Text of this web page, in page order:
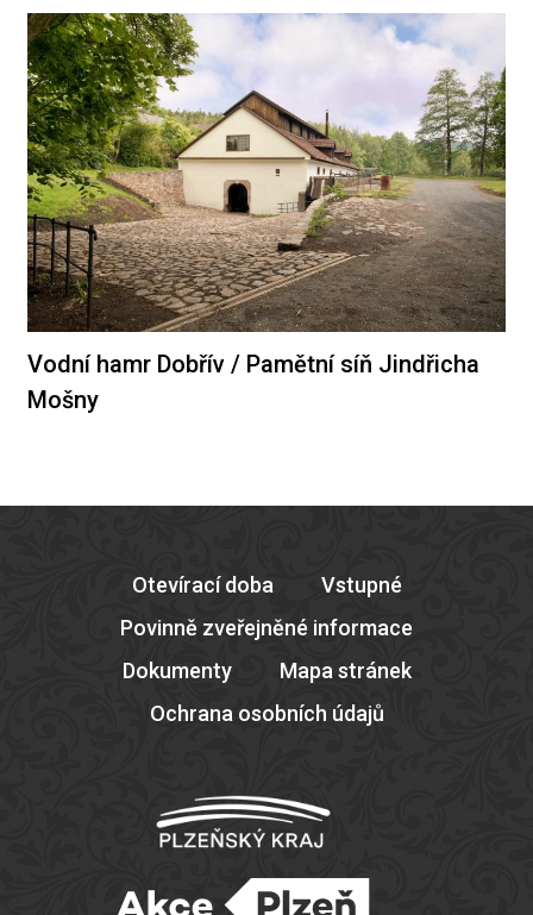
Vodní hamr Dobřív / Pamětní síň Jindřicha
Mošny
Otevírací doba
Vstupné
Povinně zveřejněné informace
Dokumenty
Mapa stránek
Ochrana osobních údajů